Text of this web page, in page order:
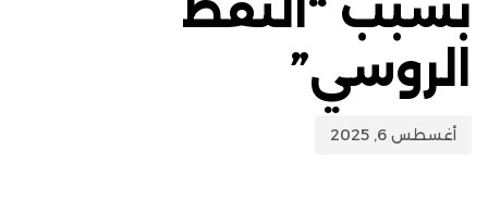
الروسي”
أغسطس 6, 2025